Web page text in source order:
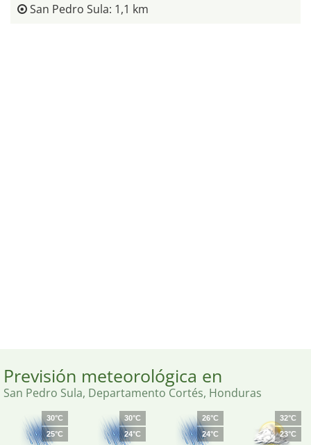
San Pedro Sula: 1,1 km
Previsión meteorológica en
San Pedro Sula, Departamento Cortés, Honduras
30°C
25°C
30°C
24°C
26°C
24°C
32°C
23°C